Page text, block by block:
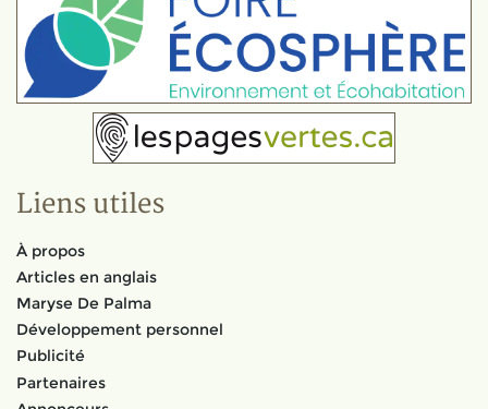
Liens utiles
À propos
Articles en anglais
Maryse De Palma
Développement personnel
Publicité
Partenaires